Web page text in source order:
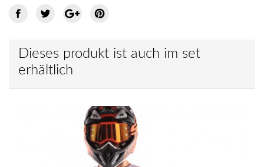
Dieses produkt ist auch im set
erhältlich